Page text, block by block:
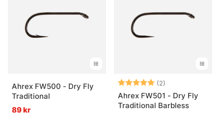
Ahrex FW500 - Dry Fly
Traditional
89 kr
Betyg: (2)
Ahrex FW501 - Dry Fly
Traditional Barbless